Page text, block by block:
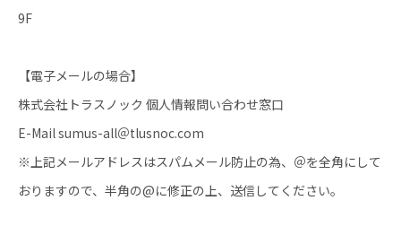
9F
【電子メールの場合】
株式会社トラスノック 個人情報問い合わせ窓口
E-Mail sumus-all＠tlusnoc.com
※上記メールアドレスはスパムメール防止の為、＠を全角にして
おりますので、半角の@に修正の上、送信してください。